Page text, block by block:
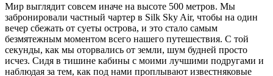
Мир выглядит совсем иначе на высоте 500 метров. Мы
забронировали частный чартер в Silk Sky Air, чтобы на один
вечер сбежать от суеты острова, и это стало самым
безмятежным моментом всего нашего путешествия. С той
секунды, как мы оторвались от земли, шум будней просто
исчез. Сидя в тишине кабины с моими лучшими подругами и
наблюдая за тем, как под нами проплывают известняковые